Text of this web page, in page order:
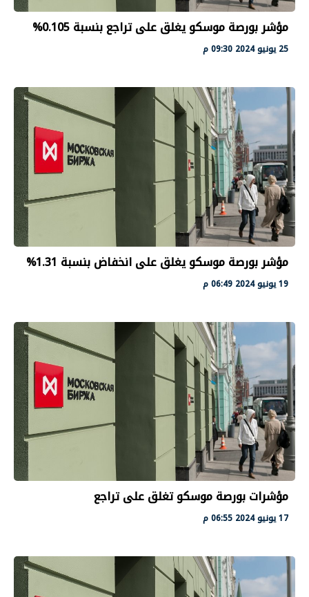
مؤشر بورصة موسكو يغلق على تراجع بنسبة 0.105%
25 يونيو 2024 09:30 م
مؤشر بورصة موسكو يغلق على انخفاض بنسبة 1.31%
19 يونيو 2024 06:49 م
مؤشرات بورصة موسكو تغلق على تراجع
17 يونيو 2024 06:55 م